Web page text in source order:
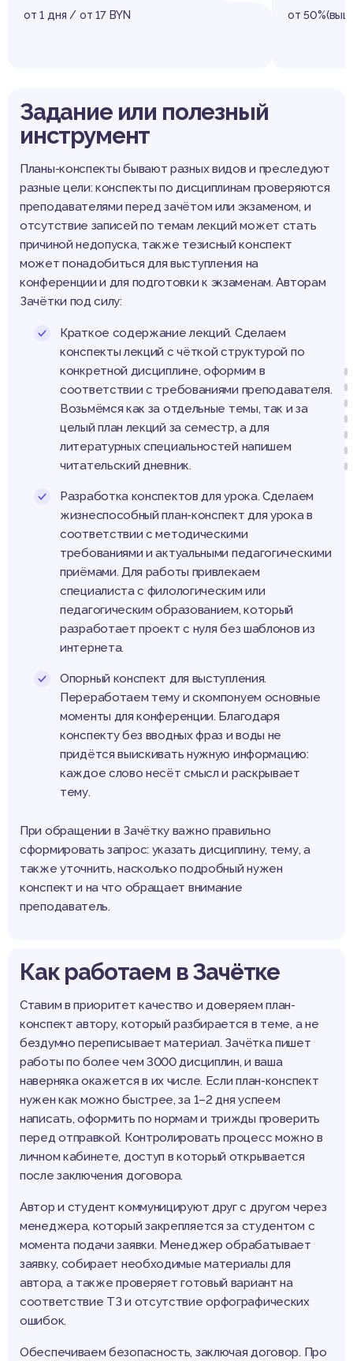
от 1 дня / от 17 BYN от
Задание или полезный
инструмент
Планы-конспекты бывают разных видов и преследуют
разные цели: конспекты по дисциплинам проверяются
преподавателями перед зачётом или экзаменом, и
отсутствие записей по темам лекций может стать
причиной недопуска, также тезисный конспект
может понадобиться для выступления на
конференции и для подготовки к экзаменам. Авторам
Зачётки под силу:
Краткое содержание лекций. Сделаем
конспекты лекций с чёткой структурой по
конкретной дисциплине, оформим в
соответствии с требованиями преподавателя.
Возьмёмся как за отдельные темы, так и за
целый план лекций за семестр, а для
литературных специальностей напишем
читательский дневник.
Разработка конспектов для урока. Сделаем
жизнеспособный план-конспект для урока в
соответствии с методическими
требованиями и актуальными педагогическими
приёмами. Для работы привлекаем
специалиста с филологическим или
педагогическим образованием, который
разработает проект с нуля без шаблонов из
интернета.
Опорный конспект для выступления.
Переработаем тему и скомпонуем основные
моменты для конференции. Благодаря
конспекту без вводных фраз и воды не
придётся выискивать нужную информацию:
каждое слово несёт смысл и раскрывает
тему.
При обращении в Зачётку важно правильно
сформировать запрос: указать дисциплину, тему, а
также уточнить, насколько подробный нужен
конспект и на что обращает внимание
преподаватель.
Как работаем в Зачётке
Ставим в приоритет качество и доверяем план-
конспект автору, который разбирается в теме, а не
бездумно переписывает материал. Зачётка пишет
работы по более чем 3000 дисциплин, и ваша
наверняка окажется в их числе. Если план-конспект
нужен как можно быстрее, за 1–2 дня успеем
написать, оформить по нормам и трижды проверить
перед отправкой. Контролировать процесс можно в
личном кабинете, доступ в который открывается
после заключения договора.
Автор и студент коммуницируют друг с другом через
менеджера, который закрепляется за студентом с
момента подачи заявки. Менеджер обрабатывает
заявку, собирает необходимые материалы для
автора, а также проверяет готовый вариант на
соответствие ТЗ и отсутствие орфографических
ошибок.
Обеспечиваем безопасность, заключая договор. Про